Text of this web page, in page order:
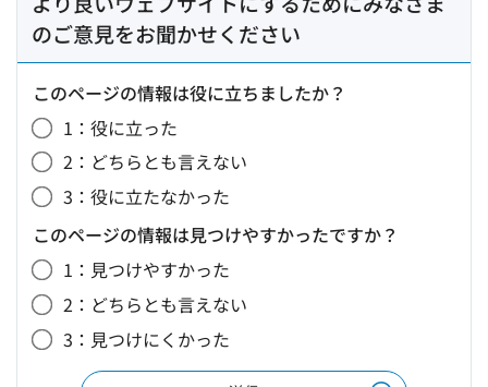
のご意見をお聞かせください
このページの情報は役に立ちましたか？
1：役に立った
2：どちらとも言えない
3：役に立たなかった
このページの情報は見つけやすかったですか？
1：見つけやすかった
2：どちらとも言えない
3：見つけにくかった